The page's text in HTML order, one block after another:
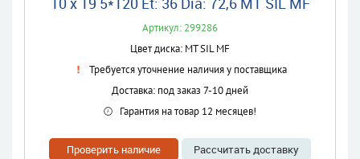
Артикул: 299286
Цвет диска: MT SIL MF
Требуется уточнение наличия у поставщика
Доставка: под заказ 7-10 дней
Гарантия на товар 12 месяцев!
Проверить наличие Рассчитать доставку